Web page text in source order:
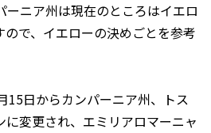
ーニア州は現在のところはイエロ
で、イエローの決めごとを参考
15日からカンパーニア州、トス
に変更され、エミリアロマーニャ